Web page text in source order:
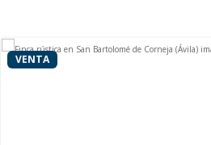
VENTA